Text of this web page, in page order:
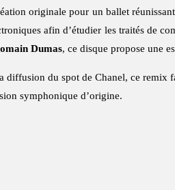
originale pour un ballet
afin d’étudier les traités de
Dumas, ce disque propose une
diffusion du spot de Chanel, ce remix
symphonique d’origine.